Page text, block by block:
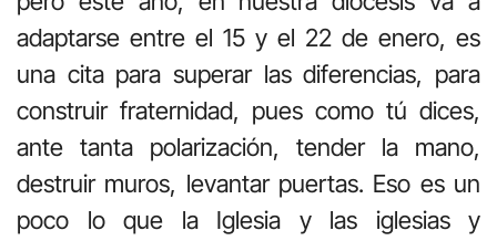
adaptarse entre el 15 y el 22 de enero, es
una cita para superar las diferencias, para
construir fraternidad, pues como tú dices,
ante tanta polarización, tender la mano,
destruir muros, levantar puertas. Eso es un
poco lo que la Iglesia y las iglesias y